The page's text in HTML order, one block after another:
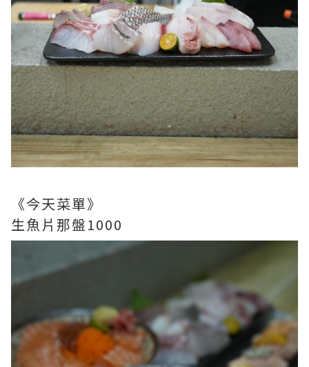
《今天菜單》
生魚片那盤1000